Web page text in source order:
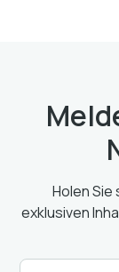
Holen
exklusiven